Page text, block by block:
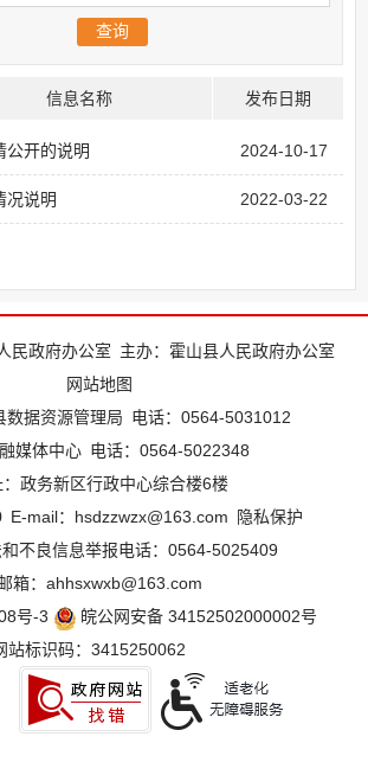
发布日期
信息名称
2024-10-17
公开的说明
2022-03-22
况说明
民政府办公室 主办：霍山县人民政府办公室
网站地图
数据资源管理局 电话：0564-5031012
媒体中心 电话：0564-5022348
：政务新区行政中心综合楼6楼
E-mail：hsdzzwzx@163.com
隐私保护
不良信息举报电话：0564-5025409
箱：ahhsxwxb@163.com
号-3
皖公网安备 34152502000002号
站标识码：3415250062